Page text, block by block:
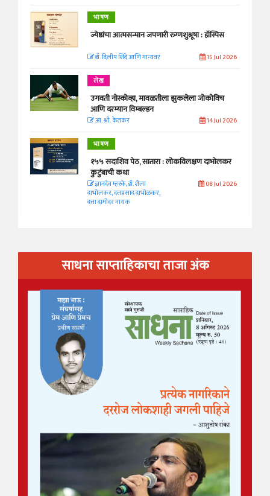
भाषण
ज्येष्ठांचा आत्मसन्मान जपणारी रुग्णशुश्रूषा : हॉस्पिस
डॉ. दिलीप शिंदे आणि मान्यवर 15 Jul 2026
लेख
उगवती नोस्कोव्हा, मावळतीला झुकलेला जोकोविच
आणि दरम्यान विम्बल्डन
आ. श्री. केतकर 14 Jul 2026
भाषण
१५५ सदाशिव पेठ, सातारा : लोकविलक्षण दाभोलकर
कुटुंबाची कथा
ज्ञानदेव म्हस्के, डॉ. शैला
दाभोलकर, दत्तप्रसाद दाभोळकर,
दत्ता दामोदर नायक
08 Jul 2026
साधना साप्ताहिकाचा ताजा अंक